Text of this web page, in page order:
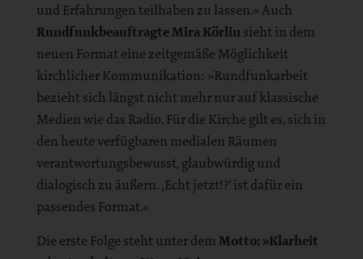
und Erfahrungen teilhaben zu lassen.« Auch
Rundfunkbeauftragte Mira Körlinsieht in dem
neuen Format eine zeitgemäße Möglichkeit
kirchlicher Kommunikation: »Rundfunkarbeit
bezieht sich längst nicht mehr nur auf klassische
Medien wie das Radio. Für die Kirche gilt es, sich in
den heute verfügbaren medialen Räumen
verantwortungsbewusst, glaubwürdig und
dialogisch zu äußern. ‚Echt jetzt!?‘ ist dafür ein
passendes Format.«
Die erste Folge steht unter demMotto: »Klarheit